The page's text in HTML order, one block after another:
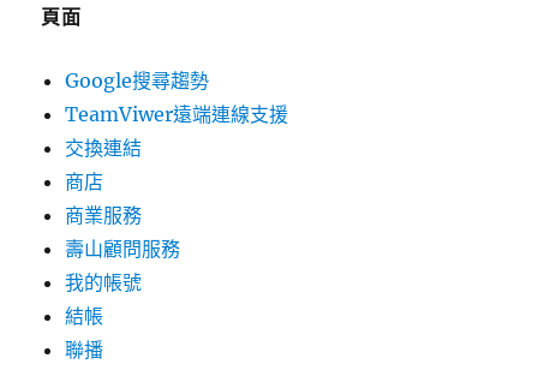
頁面
Google搜尋趨勢
TeamViwer遠端連線支援
交換連結
商店
商業服務
壽山顧問服務
我的帳號
結帳
聯播